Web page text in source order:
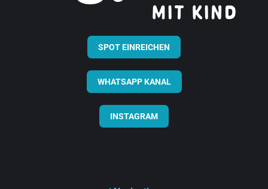
SPOT EINREICHEN
WHATSAPP KANAL
INSTAGRAM